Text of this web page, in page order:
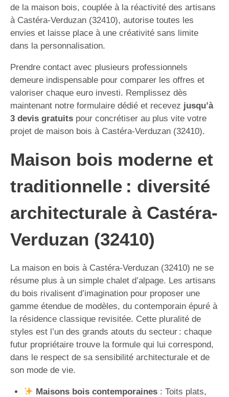
de la maison bois, couplée à la réactivité des artisans
à Castéra-Verduzan (32410), autorise toutes les
envies et laisse place à une créativité sans limite
dans la personnalisation.
Prendre contact avec plusieurs professionnels
demeure indispensable pour comparer les offres et
valoriser chaque euro investi. Remplissez dès
maintenant notre formulaire dédié et recevez jusqu’à
3 devis gratuits pour concrétiser au plus vite votre
projet de maison bois à Castéra-Verduzan (32410).
Maison bois moderne et
traditionnelle : diversité
architecturale à Castéra-
Verduzan (32410)
La maison en bois à Castéra-Verduzan (32410) ne se
résume plus à un simple chalet d’alpage. Les artisans
du bois rivalisent d’imagination pour proposer une
gamme étendue de modèles, du contemporain épuré à
la résidence classique revisitée. Cette pluralité de
styles est l’un des grands atouts du secteur : chaque
futur propriétaire trouve la formule qui lui correspond,
dans le respect de sa sensibilité architecturale et de
son mode de vie.
Maisons bois contemporaines: Toits plats,